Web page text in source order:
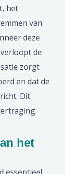
het
van
deze
de
zorgt
en dat de
Dit
het